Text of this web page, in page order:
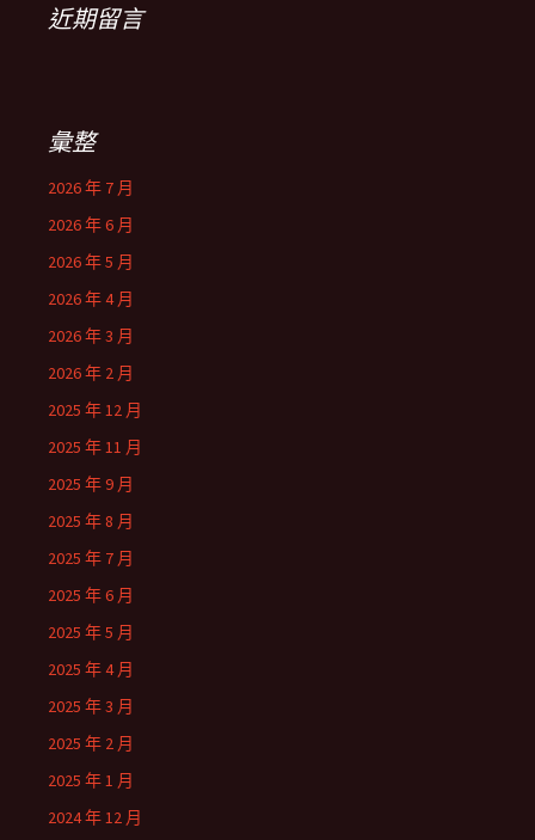
近期留言
彙整
2026 年 7 月
2026 年 6 月
2026 年 5 月
2026 年 4 月
2026 年 3 月
2026 年 2 月
2025 年 12 月
2025 年 11 月
2025 年 9 月
2025 年 8 月
2025 年 7 月
2025 年 6 月
2025 年 5 月
2025 年 4 月
2025 年 3 月
2025 年 2 月
2025 年 1 月
2024 年 12 月